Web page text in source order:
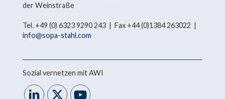
der Weinstraße
Tel. +49 (0) 6323 9290 243 | Fax +44 (0)1384 263022 |
info@sopa-stahl.com
Sozial vernetzen mit AWI